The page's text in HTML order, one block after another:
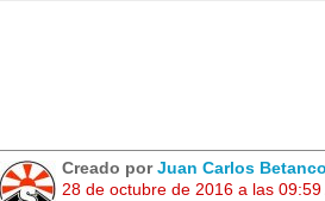
Creado porJuan Carlos
28 de octubre de 2016 a las 09:59